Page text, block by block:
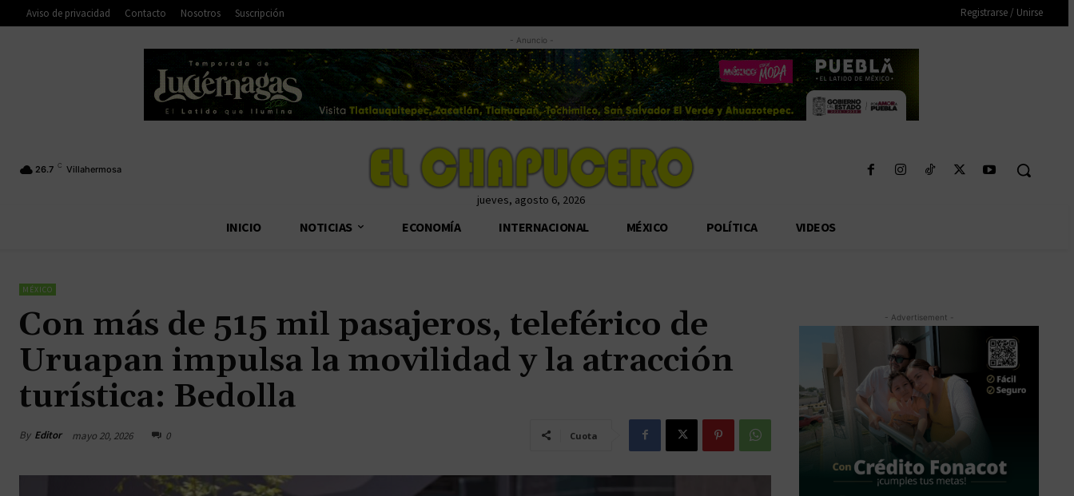
Aviso de privacidad Contacto Nosotros Suscripción Registrarse / Unirse
- Anuncio -
26.7 C Villahermosa
jueves, agosto 6, 2026
INICIO NOTICIAS ECONOMÍA INTERNACIONAL MÉXICO POLÍTICA VIDEOS
MÉXICO
Con más de 515 mil pasajeros, teleférico de
Uruapan impulsa la movilidad y la atracción
turística: Bedolla
By Editor mayo 20, 2026 0 Cuota
- Advertisement -